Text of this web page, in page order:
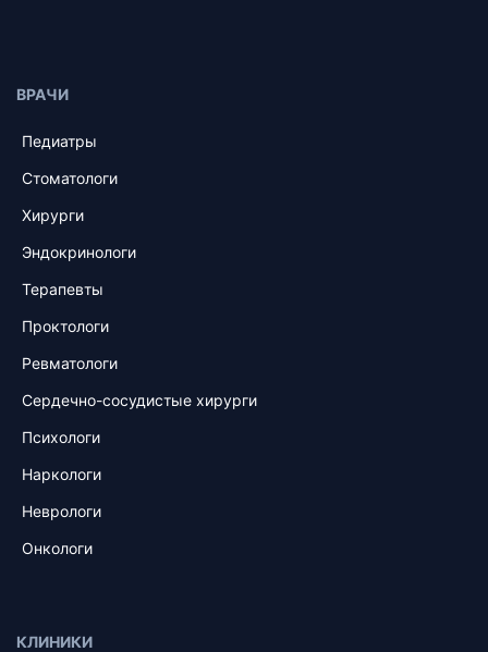
ВРАЧИ
Педиатры
Стоматологи
Хирурги
Эндокринологи
Терапевты
Проктологи
Ревматологи
Сердечно-сосудистые хирурги
Психологи
Наркологи
Неврологи
Онкологи
КЛИНИКИ